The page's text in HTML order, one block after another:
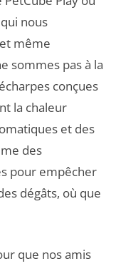
nous
même
sommes pas à la
conçues
la chaleur
et des
des
pour empêcher
dégâts, où que
que nos amis